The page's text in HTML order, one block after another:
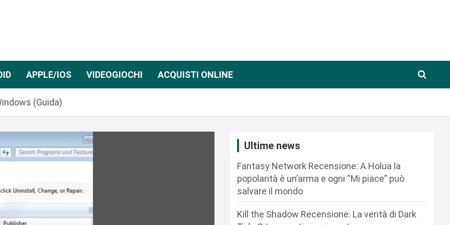
APPLE/IOS VIDEOGIOCHI ACQUISTI ONLINE
(Guida)
Ultime news
Fantasy Network Recensione: A Holua la
popolarità è un’arma e ogni “Mi piace” può
salvare il mondo
Kill the Shadow Recensione: La verità di Dark